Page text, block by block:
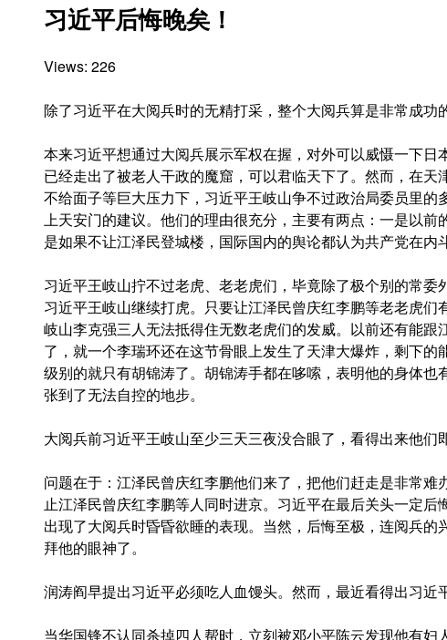
于
习近平后悔晚矣！
Views: 226
除了习近平在大阅兵时的无精打采，整个大阅兵算是非常成功的
本来习近平想通过大阅兵展示军权在握，对外可以威慑一下
已经走出了被老人干政的魔窟，可以君临天下了。然而，在
不给面子等巨大压力下，习近平王岐山争不过政治局委员里
上天安门的建议。他们的理由很充分，主要有两点：一是以
是如果不让江泽民登城楼，国际国内的舆论都认为共产党在内
习近平王岐山拧不过老虎、老老虎们，毕竟除了极个别的常
习近平王岐山继续打虎。只要让江泽民曾庆红李鹏等老老虎
岐山李克强三人无法抵得住无数老虎们的发威。以前还有能
了，就一个李瑞环还在这节骨眼上发生了天津大爆炸，剩下
级别的就只有胡锦涛了。胡锦涛手都在哆嗦，表明他的身体
张到了无法自控的地步。
大阅兵前习近平王岐山至少三天三夜没合眼了，看得出来他们
问题在于：江泽民曾庆红李鹏他们来了，把他们赶走是非常难
止江泽民曾庆红李鹏等人同时进京。习近平在最后关头一定
出现了大阅兵时昏昏欲睡的表现。当然，后悔至极，连阅兵
拜他的眼神了。
润涛阎早提出习近平必须吃人血馒头。然而，最近看得出习近
当华国锋不认同杀掉四人帮时，立刻被邓小平陈云发现他有